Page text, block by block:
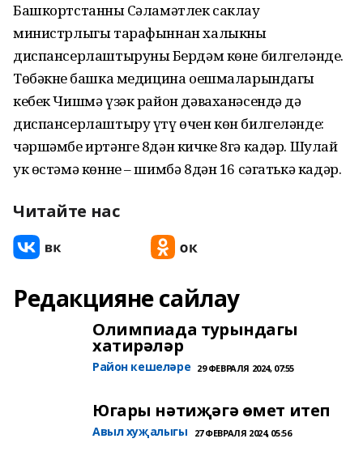
Башкортстанның Сәламәтлек саклау
министрлыгы тарафыннан халыкны
диспансерлаштыруның Бердәм көне билгеләнде.
Төбәкнең башка медицина оешмаларындагы
кебек Чишмә үзәк район дәваханәсендә дә
диспансерлаштыру үтү өчен көн билгеләнде:
чәршәмбе иртәнге 8дән кичке 8гә кадәр. Шулай
ук өстәмә көнне – шимбә 8дән 16 сәгатькә кадәр.
Читайте нас
Редакцияне сайлау
Олимпиада турындагы
хатирәләр
Район кешеләре 29 ФЕВРАЛЯ 2024, 07:55
Югары нәтиҗәгә өмет итеп
Авыл хуҗалыгы 27 ФЕВРАЛЯ 2024, 05:56